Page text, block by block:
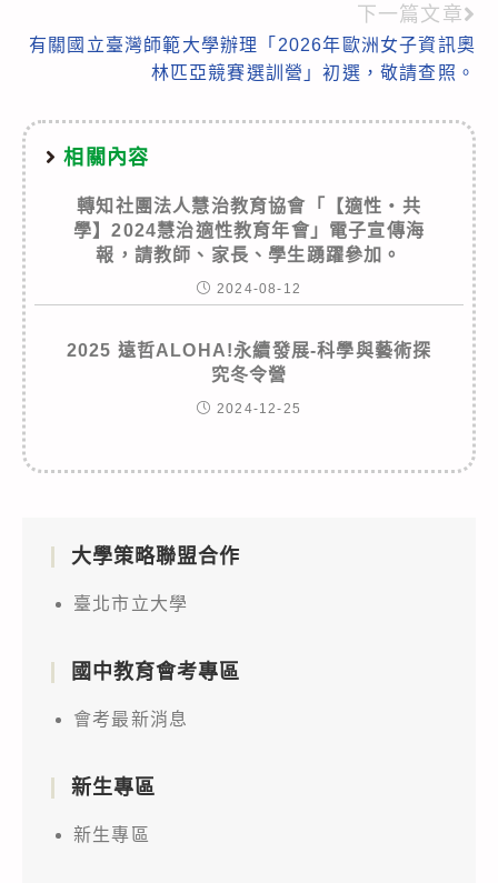
下一篇文章
有關國立臺灣師範大學辦理「2026年歐洲女子資訊奧
林匹亞競賽選訓營」初選，敬請查照。
相關內容
轉知社團法人慧治教育協會「【適性‧共
學】2024慧治適性教育年會」電子宣傳海
報，請教師、家長、學生踴躍參加。
2024-08-12
2025 遠哲ALOHA!永續發展-科學與藝術探
究冬令營
2024-12-25
大學策略聯盟合作
臺北市立大學
國中教育會考專區
會考最新消息
新生專區
新生專區